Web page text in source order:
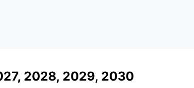
2028, 2029, 2030